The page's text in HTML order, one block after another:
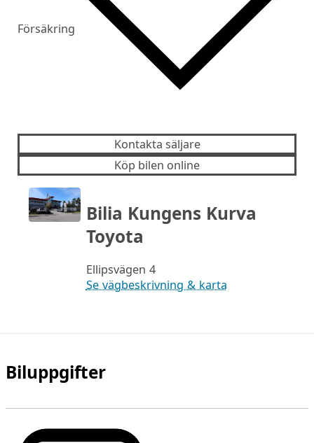
Försäkring
Kontakta säljare
Köp bilen online
Bilia Kungens Kurva
Toyota
Ellipsvägen 4
Se vägbeskrivning & karta
Biluppgifter